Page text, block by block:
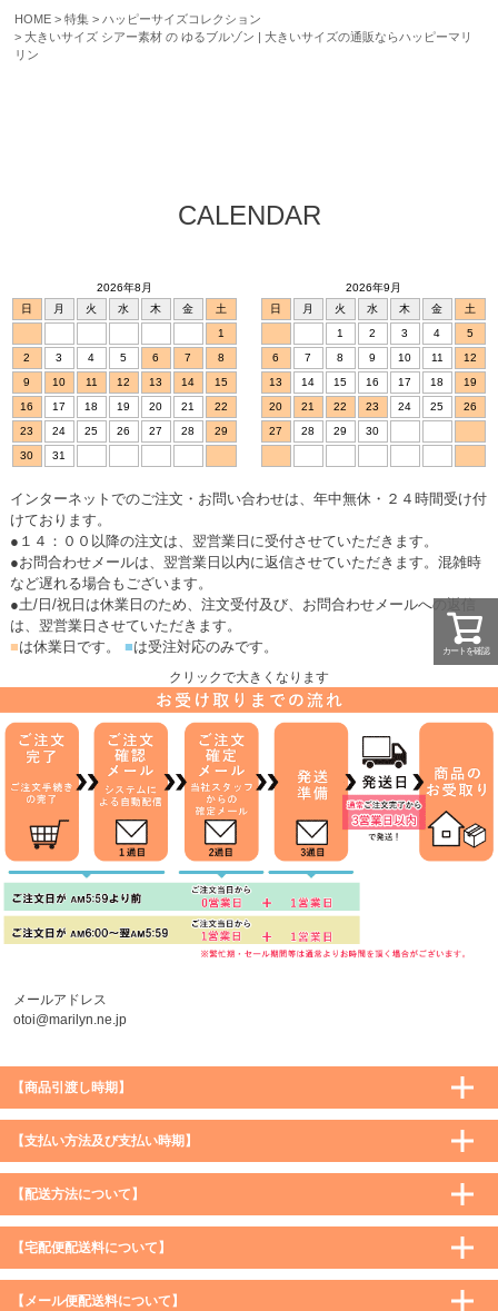
カートを確認
HOME 特集
ハッピーサイズコレクション
大きいサイズ シアー素材 の ゆるブルゾン | 大きいサイズの通販ならハッピーマリ
リン
CALENDAR
2026年8月
日
月 火 水 木 金
土
1
2
3 4 5 6 7
8
9
10 11 12 13 14
15
16
17 18 19 20 21
22
23
24 25 26 27 28
29
30
31
2026年9月
日
月 火 水 木 金
土
1
2 3 4
5
6
7 8 9 10 11
12
13
14 15 16 17 18
19
20
21 22 23 24 25
26
27
28 29 30
インターネットでのご注文・お問い合わせは、年中無休・２４時間受け付
けております。
●１４：００以降の注文は、翌営業日に受付させていただきます。
●お問合わせメールは、翌営業日以内に返信させていただきます。混雑時
など遅れる場合もございます。
●土/日/祝日は休業日のため、注文受付及び、お問合わせメールへの返信
は、翌営業日させていただきます。
■は休業日です。 ■は受注対応のみです。
クリックで大きくなります
メールアドレス
otoi@marilyn.ne.jp
【商品引渡し時期】
【支払い方法及び支払い時期】
【配送方法について】
【宅配便配送料について】
購入価格 ／ 地域 通常 沖縄・離島など一部地域
【メール便配送料について】